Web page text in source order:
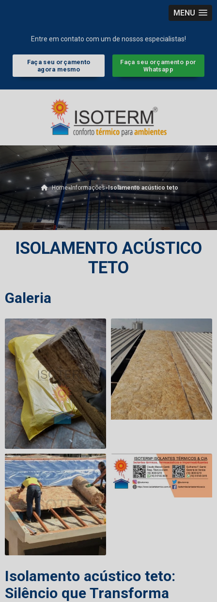
MENU
Entre em contato com um de nossos especialistas!
Faça seu orçamento
agora mesmo
Faça seu orçamento por
Whatsapp
Home»Informações»Isolamento acústico teto
ISOLAMENTO ACÚSTICO
TETO
Galeria
Isolamento acústico teto:
Silêncio que Transforma